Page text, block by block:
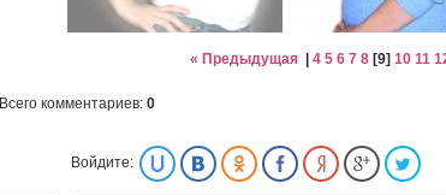
« Предыдущая 4 5 6 7 8 [9] 10 11
Всего комментариев: 0
Войдите: